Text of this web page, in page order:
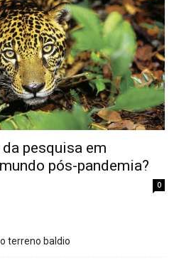
pesquisa em
pós-pandemia?
0
terreno baldio